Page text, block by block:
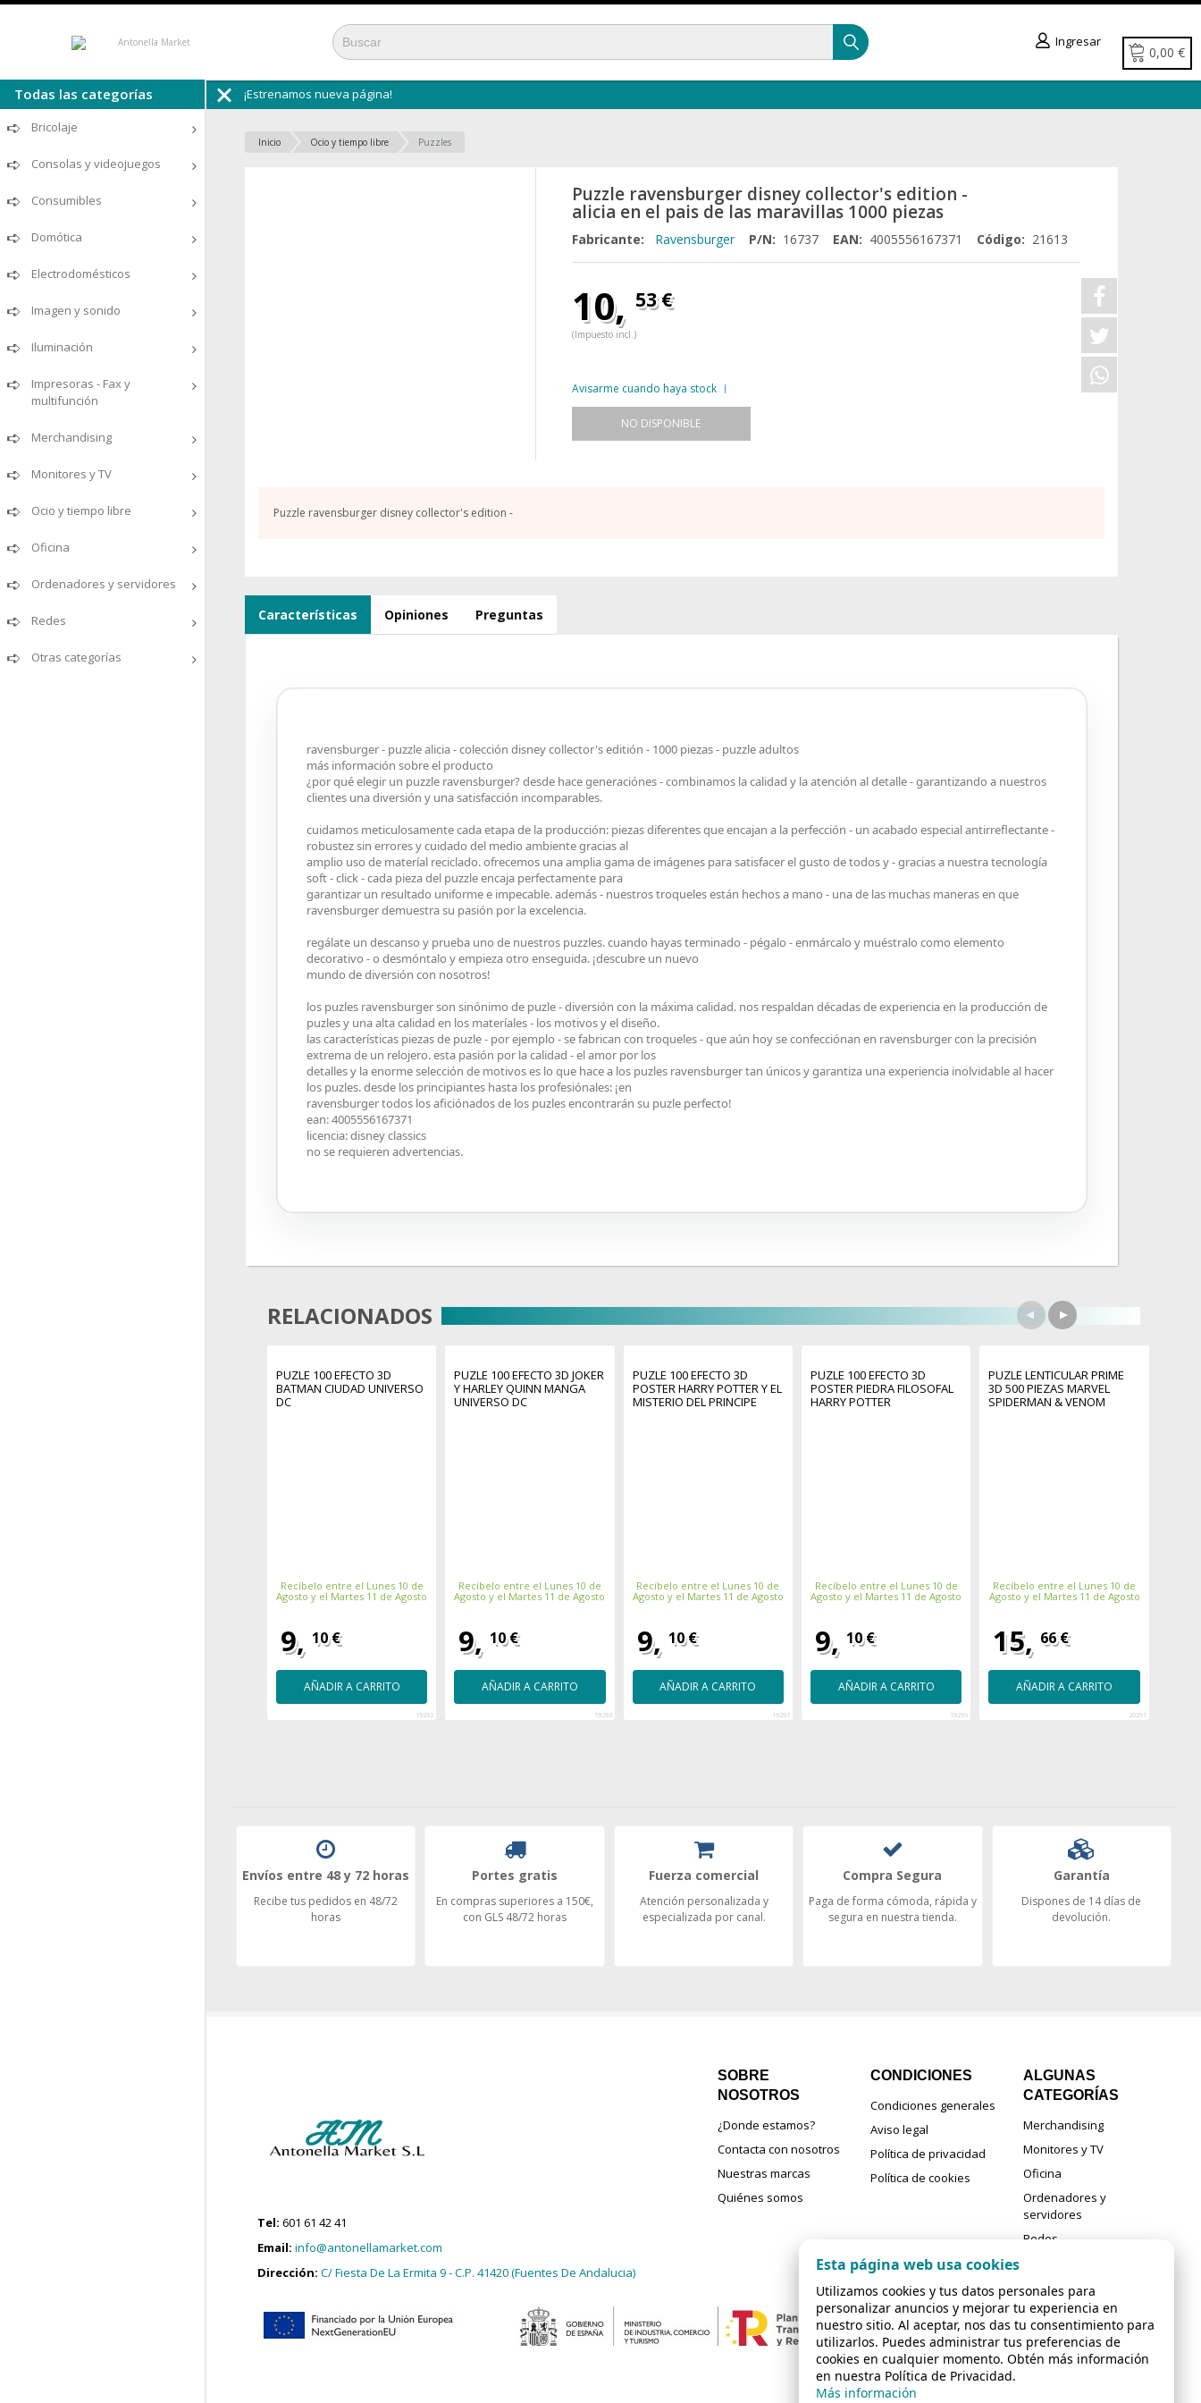
Todas las secciones
Bricolaje
Consolas y videojuegos
Consumibles
Domótica
Electrodomésticos
Imagen y sonido
Iluminación
Impresoras - Fax y
multifunción
Merchandising
Monitores y TV
Ocio y tiempo libre
Oficina
Ordenadores y servidores
Redes
Otras categorías
0,00 €
Ingresar
¡Estrenamos nueva página!
Inicio Ocio y tiempo libre Puzzles
Puzzle ravensburger disney collector's edition -
alicia en el pais de las maravillas 1000 piezas
Fabricante: Ravensburger P/N: 16737 EAN: 4005556167371 Código: 21613
10, 53 €
(Impuesto incl.)
Avisarme cuando haya stock
NO DISPONIBLE
Puzzle ravensburger disney collector's edition -
Características Opiniones Preguntas
ravensburger - puzzle alicia - colección disney collector's editión - 1000 piezas - puzzle adultos
más información sobre el producto
¿por qué elegir un puzzle ravensburger? desde hace generaciónes - combinamos la calidad y la atención al detalle - garantizando a nuestros
clientes una diversión y una satisfacción incomparables.
cuidamos meticulosamente cada etapa de la producción: piezas diferentes que encajan a la perfección - un acabado especial antirreflectante -
robustez sin errores y cuidado del medio ambiente gracias al
amplio uso de materíal reciclado. ofrecemos una amplia gama de imágenes para satisfacer el gusto de todos y - gracias a nuestra tecnología
soft - click - cada pieza del puzzle encaja perfectamente para
garantizar un resultado uniforme e impecable. además - nuestros troqueles están hechos a mano - una de las muchas maneras en que
ravensburger demuestra su pasión por la excelencia.
regálate un descanso y prueba uno de nuestros puzzles. cuando hayas terminado - pégalo - enmárcalo y muéstralo como elemento
decorativo - o desmóntalo y empieza otro enseguida. ¡descubre un nuevo
mundo de diversión con nosotros!
los puzles ravensburger son sinónimo de puzle - diversión con la máxima calidad. nos respaldan décadas de experiencia en la producción de
puzles y una alta calidad en los materíales - los motivos y el diseño.
las características piezas de puzle - por ejemplo - se fabrican con troqueles - que aún hoy se confecciónan en ravensburger con la precisión
extrema de un relojero. esta pasión por la calidad - el amor por los
detalles y la enorme selección de motivos es lo que hace a los puzles ravensburger tan únicos y garantiza una experiencia inolvidable al hacer
los puzles. desde los principiantes hasta los profesiónales: ¡en
ravensburger todos los aficiónados de los puzles encontrarán su puzle perfecto!
ean: 4005556167371
licencia: disney classics
no se requieren advertencias.
RELACIONADOS
PUZLE 100 EFECTO 3D
BATMAN CIUDAD UNIVERSO
DC
Recíbelo entre el Lunes 10 de
Agosto y el Martes 11 de Agosto
9, 10 €
AÑADIR A CARRITO
19292
PUZLE 100 EFECTO 3D JOKER
Y HARLEY QUINN MANGA
UNIVERSO DC
Recíbelo entre el Lunes 10 de
Agosto y el Martes 11 de Agosto
9, 10 €
AÑADIR A CARRITO
19293
PUZLE 100 EFECTO 3D
POSTER HARRY POTTER Y EL
MISTERIO DEL PRINCIPE
Recíbelo entre el Lunes 10 de
Agosto y el Martes 11 de Agosto
9, 10 €
AÑADIR A CARRITO
19297
PUZLE 100 EFECTO 3D
POSTER PIEDRA FILOSOFAL
HARRY POTTER
Recíbelo entre el Lunes 10 de
Agosto y el Martes 11 de Agosto
9, 10 €
AÑADIR A CARRITO
19296
PUZLE LENTICULAR PRIME
3D 500 PIEZAS MARVEL
SPIDERMAN & VENOM
Recíbelo entre el Lunes 10 de
Agosto y el Martes 11 de Agosto
15, 66 €
AÑADIR A CARRITO
20291
Envíos entre 48 y 72 horas
Recibe tus pedidos en 48/72
horas
Portes gratis
En compras superiores a 150€,
con GLS 48/72 horas
Fuerza comercial
Atención personalizada y
especializada por canal.
Compra Segura
Paga de forma cómoda, rápida y
segura en nuestra tienda.
Garantía
Dispones de 14 días de
devolución.
Tel:601 61 42 41
Email:info@antonellamarket.com
Dirección:C/ Fiesta De La Ermita 9 - C.P. 41420 (Fuentes De Andalucia)
SOBRE
NOSOTROS
¿Donde estamos?
Contacta con nosotros
Nuestras marcas
Quiénes somos
CONDICIONES
Condiciones generales
Aviso legal
Política de privacidad
Política de cookies
ALGUNAS
CATEGORÍAS
Merchandising
Monitores y TV
Oficina
Ordenadores y
servidores
Redes
Esta página web usa cookies
Utilizamos cookies y tus datos personales para
personalizar anuncios y mejorar tu experiencia en
nuestro sitio. Al aceptar, nos das tu consentimiento para
utilizarlos. Puedes administrar tus preferencias de
cookies en cualquier momento. Obtén más información
en nuestra Política de Privacidad.
Más información